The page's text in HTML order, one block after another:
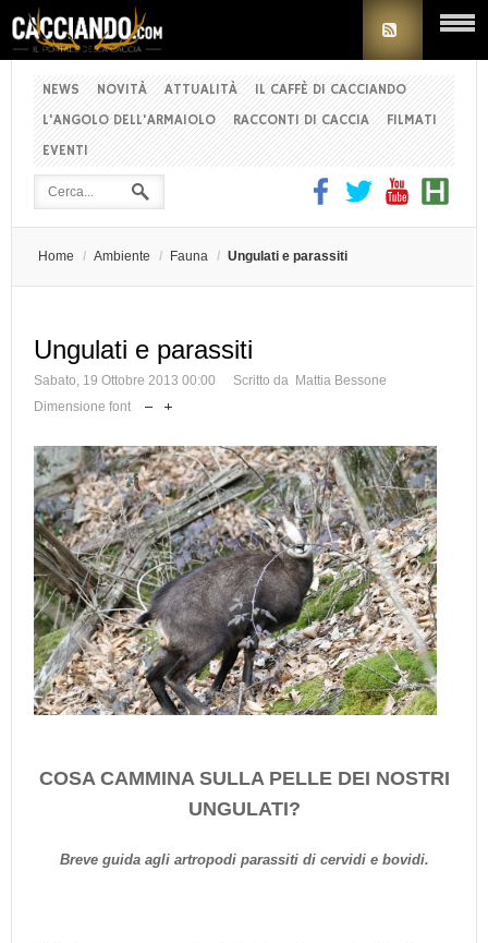
NEWS NOVITÀ ATTUALITÀ
IL CAFFÈ DI CACCIANDO
L'ANGOLO DELL'ARMAIOLO
RACCONTI DI CACCIA
FILMATI
EVENTI
Home / Ambiente / Fauna / Ungulati e parassiti
Ungulati e parassiti
Sabato, 19 Ottobre 2013 00:00
Scritto da Mattia Bessone
Dimensione font
COSA CAMMINA SULLA PELLE DEI NOSTRI
UNGULATI?
Breve guida agli artropodi parassiti di cervidi e bovidi.